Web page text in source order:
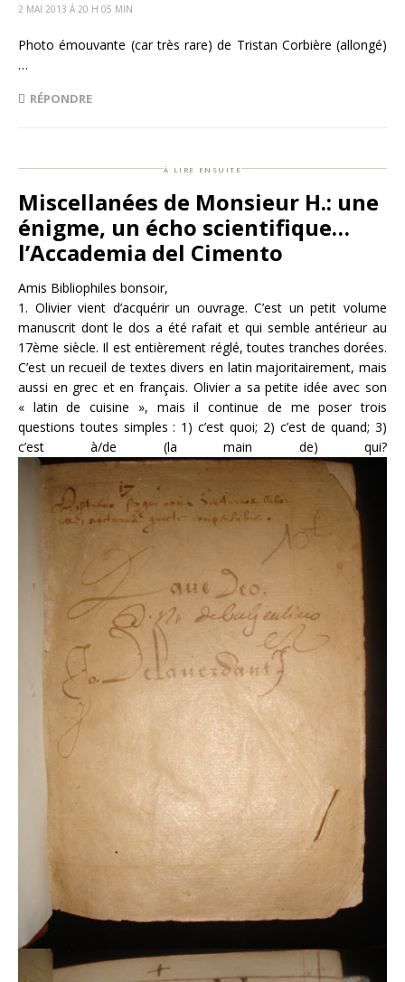
2 MAI 2013 Á 20 H 05 MIN
Photo émouvante (car très rare) de Tristan Corbière (allongé)
…
RÉPONDRE
à lire ensuite
Miscellanées de Monsieur H.: une
énigme, un écho scientifique…
l’Accademia del Cimento
Amis Bibliophiles bonsoir,
1. Olivier vient d’acquérir un ouvrage. C’est un petit volume
manuscrit dont le dos a été rafait et qui semble antérieur au
17ème siècle. Il est entièrement réglé, toutes tranches dorées.
C’est un recueil de textes divers en latin majoritairement, mais
aussi en grec et en français. Olivier a sa petite idée avec son
« latin de cuisine », mais il continue de me poser trois
questions toutes simples : 1) c’est quoi; 2) c’est de quand; 3)
c’est à/de (la main de) qui?